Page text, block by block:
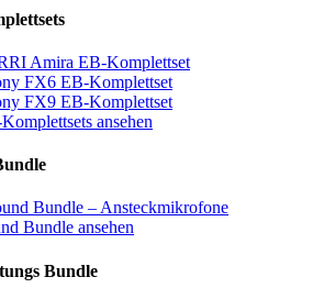
Amira EB-Komplettset
FX6 EB-Komplettset
FX9 EB-Komplettset
ansehen
Bundle – Ansteckmikrofone
Bundle ansehen
Bundle